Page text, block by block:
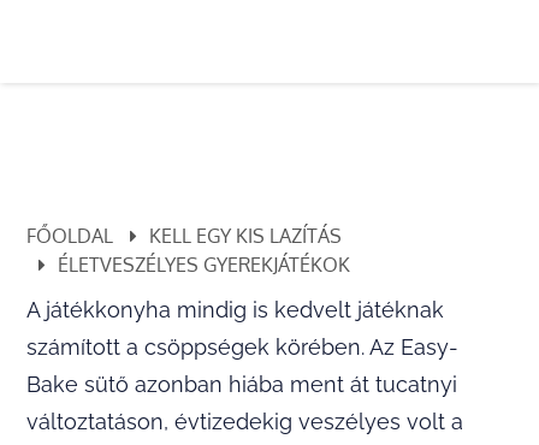
FŐOLDAL
KELL EGY KIS LAZÍTÁS
ÉLETVESZÉLYES GYEREKJÁTÉKOK
A játékkonyha mindig is kedvelt játéknak
számított a csöppségek körében. Az Easy-
Bake sütő azonban hiába ment át tucatnyi
változtatáson, évtizedekig veszélyes volt a